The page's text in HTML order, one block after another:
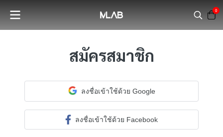
0
สมัครสมาชิก
ลงชื่อเข้าใช้ด้วย Google
ลงชื่อเข้าใช้ด้วย Facebook